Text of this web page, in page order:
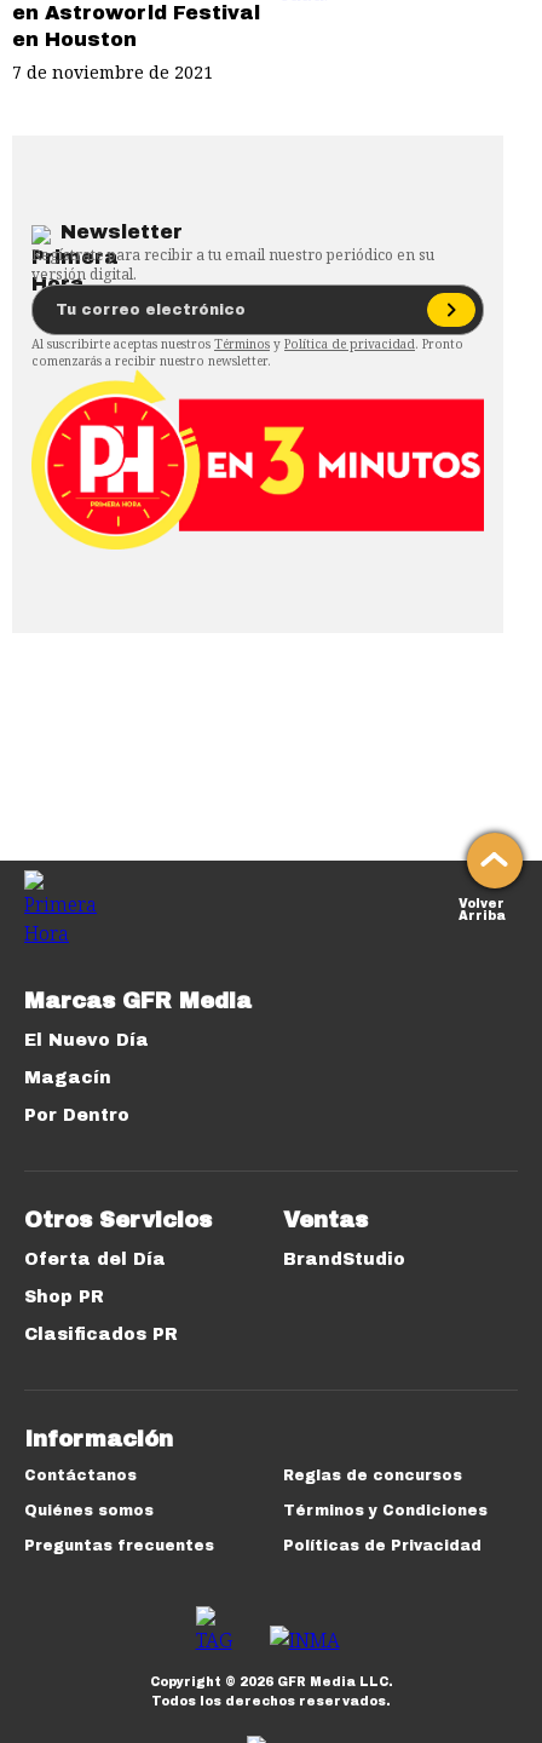
en Astroworld Festival
en Houston
7 de noviembre de 2021
Newsletter
Regístrate para recibir a tu email nuestro periódico en su
versión digital.
Al suscribirte aceptas nuestros Términos y Política de privacidad. Pronto
comenzarás a recibir nuestro newsletter.
Volver
Arriba
Marcas GFR Media
El Nuevo Día
Magacín
Por Dentro
Otros Servicios
Oferta del Día
Shop PR
Clasificados PR
Ventas
BrandStudio
Información
Contáctanos
Quiénes somos
Preguntas frecuentes
Reglas de concursos
Términos y Condiciones
Políticas de Privacidad
Copyright © 2026GFR Media LLC.
Todos los derechos reservados.